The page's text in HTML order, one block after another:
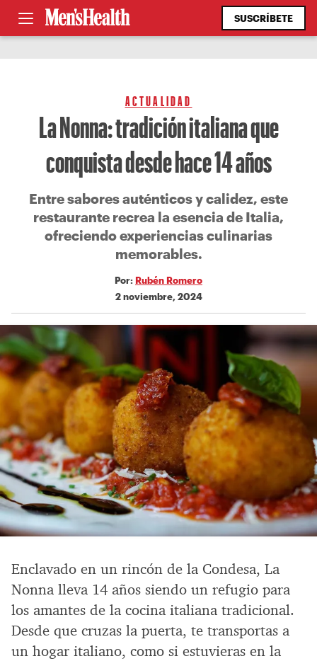
SUSCRÍBETE
ACTUALIDAD
La Nonna: tradición italiana que
conquista desde hace 14 años
Entre sabores auténticos y calidez, este
restaurante recrea la esencia de Italia,
ofreciendo experiencias culinarias
memorables.
Por: Rubén Romero
2 noviembre, 2024
Enclavado en un rincón de la Condesa, La
Nonna lleva 14 años siendo un refugio para
los amantes de la cocina italiana tradicional.
Desde que cruzas la puerta, te transportas a
un hogar italiano, como si estuvieras en la